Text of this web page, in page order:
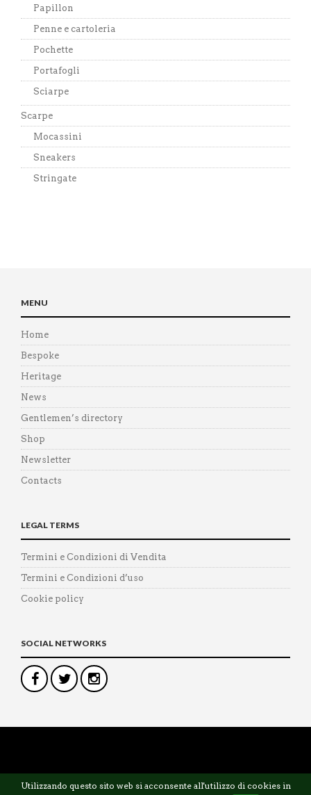
Papillon
Penne e cartoleria
Pochette
Portafogli
Sciarpe
Scarpe
Mocassini
Sneakers
Stringate
MENU
Home
Bespoke
Heritage
News
Gentlemen’s directory
Shop
Newsletter
Contacts
LEGAL TERMS
Termini e Condizioni di Vendita
Termini e Condizioni d’uso
Cookie policy
SOCIAL NETWORKS
©Panetta Tailor— P.IVA 12571251003
Utilizzando questo sito web si acconsente all'utilizzo di cookies in